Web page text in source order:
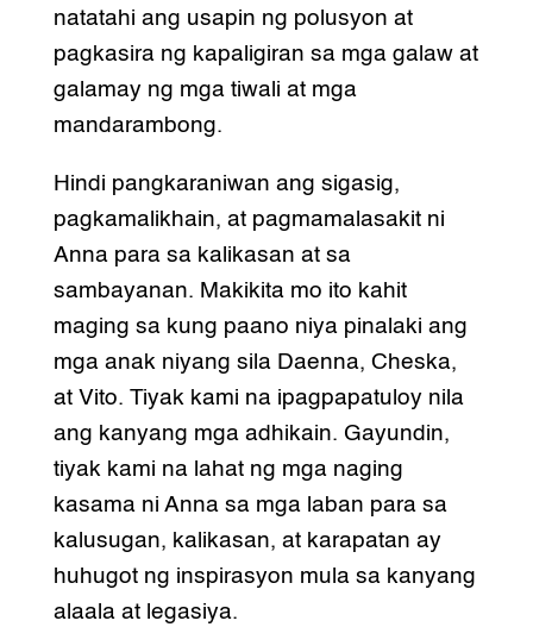
natatahi ang usapin ng polusyon at
pagkasira ng kapaligiran sa mga galaw at
galamay ng mga tiwali at mga
mandarambong.
Hindi pangkaraniwan ang sigasig,
pagkamalikhain, at pagmamalasakit ni
Anna para sa kalikasan at sa
sambayanan. Makikita mo ito kahit
maging sa kung paano niya pinalaki ang
mga anak niyang sila Daenna, Cheska,
at Vito. Tiyak kami na ipagpapatuloy nila
ang kanyang mga adhikain. Gayundin,
tiyak kami na lahat ng mga naging
kasama ni Anna sa mga laban para sa
kalusugan, kalikasan, at karapatan ay
huhugot ng inspirasyon mula sa kanyang
alaala at legasiya.